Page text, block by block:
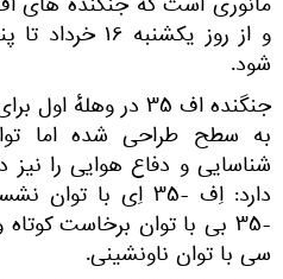
شود.
جنگنده اف ۳۵ در
به سطح طراحی شده اما
دارد: اِف -۳۵ اِی
سی با توان ناونشینی.